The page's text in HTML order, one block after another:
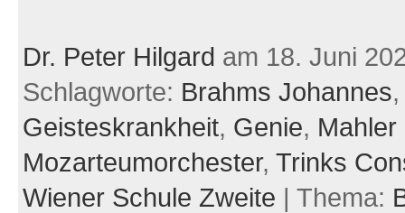
Dr. Peter Hilgard am 18. Juni
Schlagworte: Brahms Johannes,
Geisteskrankheit, Genie, Mahler
Mozarteumorchester, Trinks
Wiener Schule Zweite | Thema: